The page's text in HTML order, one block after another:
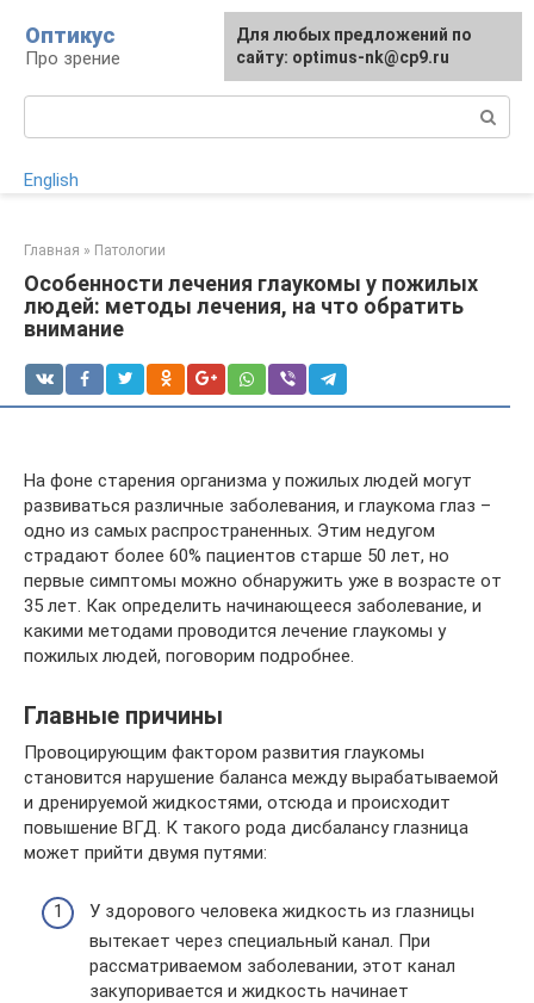
контенту
Оптикус
Про зрение
English
Главная » Патологии
Особенности лечения глаукомы у пожилых
людей: методы лечения, на что обратить
внимание
На фоне старения организма у пожилых людей могут
развиваться различные заболевания, и глаукома глаз –
одно из самых распространенных. Этим недугом
страдают более 60% пациентов старше 50 лет, но
первые симптомы можно обнаружить уже в возрасте от
35 лет. Как определить начинающееся заболевание, и
какими методами проводится лечение глаукомы у
пожилых людей, поговорим подробнее.
Главные причины
Провоцирующим фактором развития глаукомы
становится нарушение баланса между вырабатываемой
и дренируемой жидкостями, отсюда и происходит
повышение ВГД. К такого рода дисбалансу глазница
может прийти двумя путями:
У здорового человека жидкость из глазницы
вытекает через специальный канал. При
рассматриваемом заболевании, этот канал
закупоривается и жидкость начинает
Для любых предложений по
сайту: optimus-nk@cp9.ru